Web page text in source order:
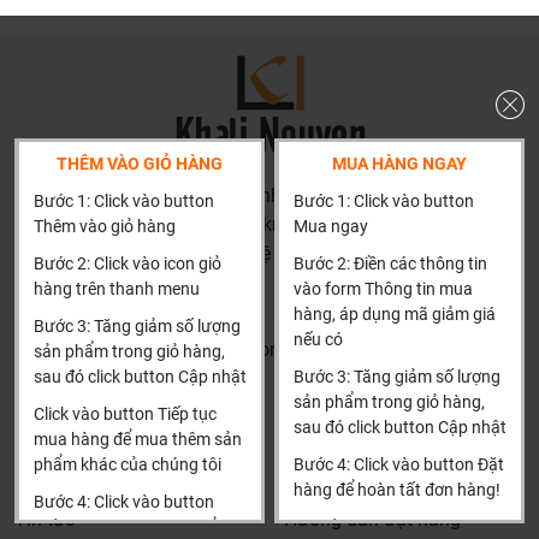
tiêu”, Sunny luôn đặt tiêu chuẩn chất lượng lên hàng đầu.
Tất cả các sản phẩm đèn gỗ đều được kiểm tra kỹ lưỡng
trước khi đến tay khách hàng. Ngoài ra, đội ngũ nhân viên
của Sunny luôn sẵn sàng hỗ trợ khách hàng từ khâu tư vấn
thiết kế cho đến giao hàng và bảo hành, đảm bảo sự hài
lòng tuyệt đối.
Tại Khali Nguyễn, chúng tôi cam kết:
Cam kết 100% sản phẩm chính hãng, nếu phát hiện ra
hàng giả hàng nhái hoàn tiền 200%.
Sản phẩm được Khali Nguyễn lựa chọn bán là những
sản phẩm có chất lượng phù hợp với giá thành và đã bán
là phải có trách nhiệm với hàng hóa và khách hàng!
Bán hàng có tâm: Chúng tôi mong muốn được tư vấn
khách hàng chọn được những sản phẩm phù hợp và
thích hợp để hạn chế được những phiền phức khách
THÊM VÀO GIỎ HÀNG
Bước 1: Click vào button
Thêm vào giỏ hàng
Bước 2: Click vào icon giỏ
hàng trên thanh menu
Bước 3: Tăng giảm số lượng
sản phẩm trong giỏ hàng,
sau đó click button Cập nhật
Click vào button Tiếp tục
mua hàng để mua thêm sản
phẩm khác của chúng tôi
Bước 4: Click vào button
Tiến hành thanh toán để
MUA HÀNG NGAY
Bước 1: Click vào button
Mua ngay
Bước 2: Điền các thông tin
vào form Thông tin mua
hàng, áp dụng mã giảm giá
nếu có
Bước 3: Tăng giảm số lượng
sản phẩm trong giỏ hàng,
sau đó click button Cập nhật
Bước 4: Click vào button Đặt
hàng để hoàn tất đơn hàng!
Xin cảm ơn khách hàng!!!
HN: số 160 đường Văn Minh, Di Trạch, Hoài Đức, Hà Nội
(Cách đại học công nghiệp 1 km)
HCM và các tỉnh khác: Liên hệ hotline để được hướng dẫn
đặt hàng
Khalinguyen.vn@gmail.com
0904501766
Thông tin
Tìm đại lý & Hợp tác
Tin tức
Thông tin thêm
Hướng dẫn mua hàng
Hướng dẫn đặt hàng